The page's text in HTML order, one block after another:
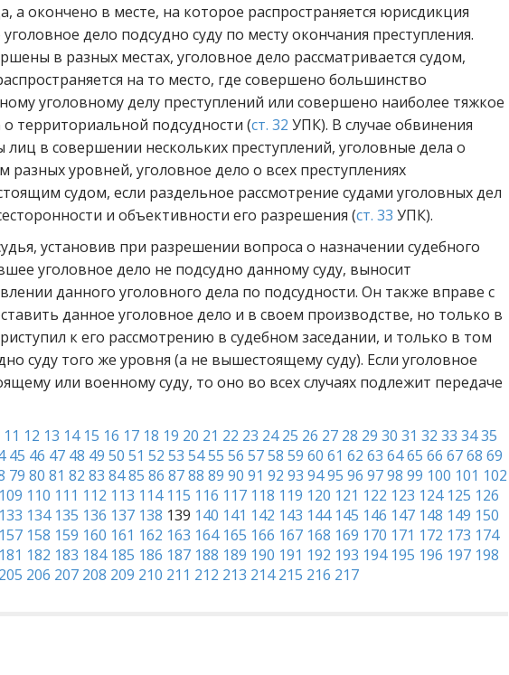
а окончено в месте, на которое распространяется юрисдикция
дело подсудно суду по месту окончания преступления.
в разных местах, уголовное дело рассматривается судом,
на то место, где совершено большинство
уголовному делу преступлений или совершено наиболее тяжкое
территориальной подсудности (ст. 32 УПК). В случае обвинения
лиц в совершении нескольких преступлений, уголовные дела о
разных уровней, уголовное дело о всех преступлениях
судом, если раздельное рассмотрение судами уголовных дел
и объективности его разрешения (ст. 33 УПК).
установив при разрешении вопроса о назначении судебного
уголовное дело не подсудно данному суду, выносит
данного уголовного дела по подсудности. Он также вправе с
данное уголовное дело и в своем производстве, но только в
к его рассмотрению в судебном заседании, и только в том
суду того же уровня (а не вышестоящему суду). Если уголовное
или военному суду, то оно во всех случаях подлежит передаче
11 12 13 14 15 16 17 18 19 20 21 22 23 24 25 26 27 28 29 30 31 32 33 3435
45 46 47 48 49 50 51 52 53 5455 56 5758 59 60 61 62 63 6465 66 6768 69
79 80 81 82 83 8485 86 8788 89 90 91 92 93 9495 96 9798 99 100 101 102
109 110 111 112 113 114 115 116 117 118 119 120 121 122 123 124 125 126
133 134 135 136 137 138 139 140 141 142 143 144 145 146 147 148 149 150
157 158 159 160 161 162 163 164 165 166 167 168 169 170 171 172 173 174
181 182 183 184 185 186 187 188 189 190 191 192 193 194 195 196 197 198
205 206 207 208 209 210 211 212 213 214 215 216 217